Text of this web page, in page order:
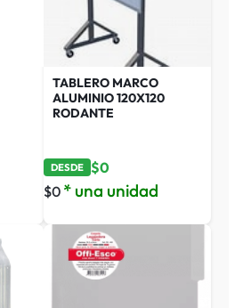
TABLERO MARCO
ALUMINIO 120X120
RODANTE
DESDE $0
$0 * una unidad